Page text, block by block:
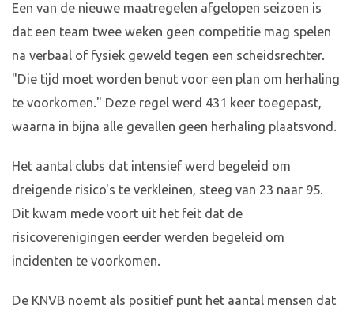
Een van de nieuwe maatregelen afgelopen seizoen is
dat een team twee weken geen competitie mag spelen
na verbaal of fysiek geweld tegen een scheidsrechter.
"Die tijd moet worden benut voor een plan om herhaling
te voorkomen." Deze regel werd 431 keer toegepast,
waarna in bijna alle gevallen geen herhaling plaatsvond.
Het aantal clubs dat intensief werd begeleid om
dreigende risico's te verkleinen, steeg van 23 naar 95.
Dit kwam mede voort uit het feit dat de
risicoverenigingen eerder werden begeleid om
incidenten te voorkomen.
De KNVB noemt als positief punt het aantal mensen dat